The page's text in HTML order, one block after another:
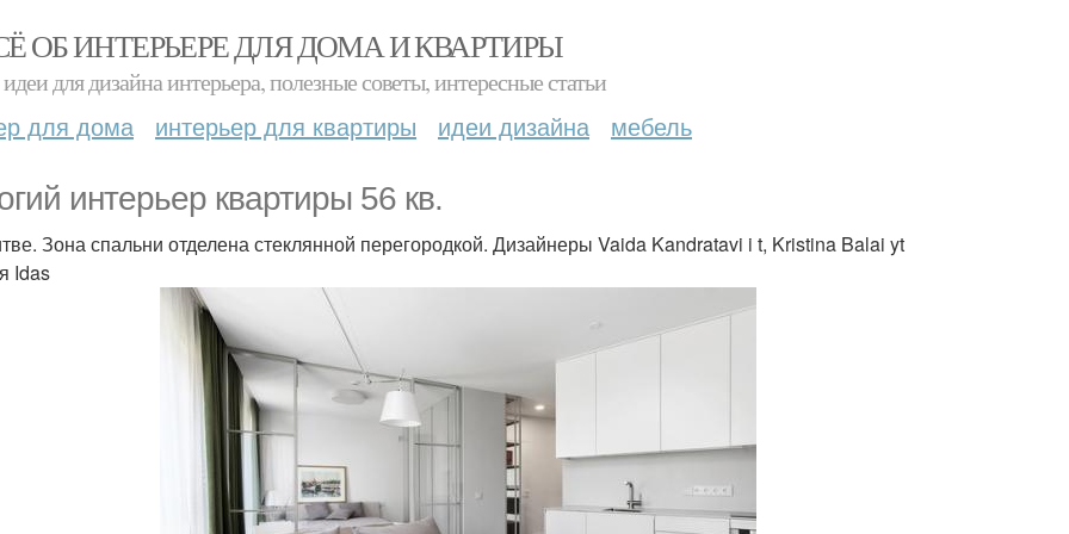
ОБ ИНТЕРЬЕРЕ ДЛЯ ДОМА И КВАРТИРЫ
для дизайна интерьера, полезные советы, интересные статьи
для дома интерьер для квартиры идеи дизайна мебель
интерьер квартиры 56 кв.
Зона спальни отделена стеклянной перегородкой. Дизайнеры Vaida Kandratavi i t, Kristina Balai yt
Idas